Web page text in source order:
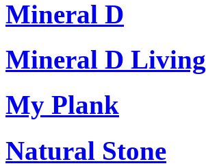
Mineral D
Mineral D Living
My Plank
Natural Stone